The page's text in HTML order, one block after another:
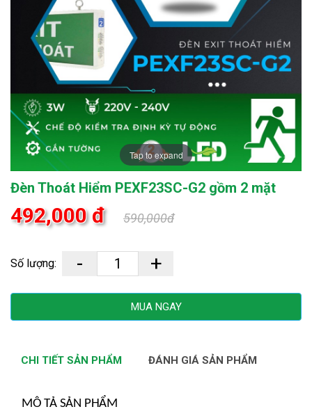
Tap to expand
Đèn Thoát Hiểm PEXF23SC-G2 gồm 2 mặt
492,000 đ 590,000đ
Số lượng: - +
MUA NGAY
CHI TIẾT SẢN PHẨM ĐÁNH GIÁ SẢN PHẨM
MÔ TẢ SẢN PHẨM